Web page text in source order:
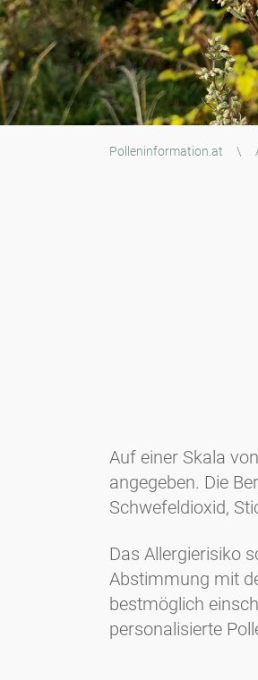
Polleninformation.at \
Auf einer Skala
angegeben. Die
Schwefeldioxid,
Das Allergierisiko
Abstimmung mit
bestmöglich
personalisierte